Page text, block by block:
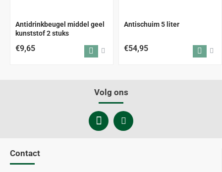
Antidrinkbeugel middel geel
kunststof 2 stuks
€9,65
Antischuim 5 liter
€54,95
Volg ons
Contact